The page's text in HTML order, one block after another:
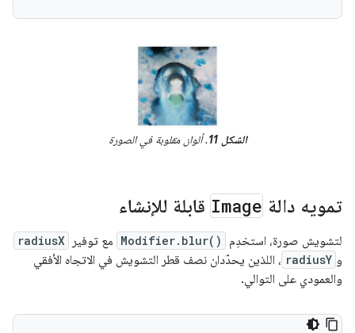
الشكل 11 . ألوان مقلوبة في الصورة
تمويه دالة Image قابلة للإنشاء
لتشويش صورة، استخدِم Modifier.blur() مع توفير radiusX
و radiusY ، اللذين يحدّدان نصف قطر التشويش في الاتجاه الأفقي
والعمودي على التوالي.